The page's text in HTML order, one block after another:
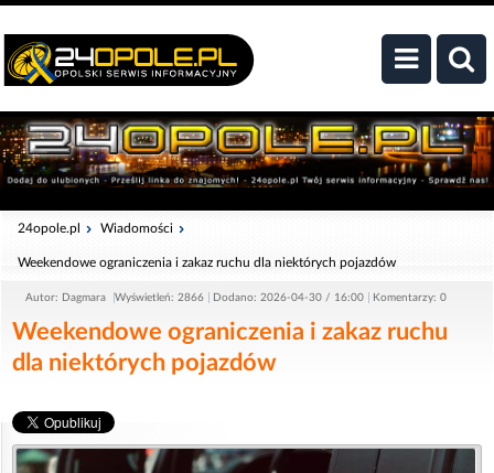
24opole.pl Wiadomości
Weekendowe ograniczenia i zakaz ruchu dla niektórych pojazdów
Autor: Dagmara Wyświetleń: 2866 Dodano: 2026-04-30 / 16:00 Komentarzy: 0
Weekendowe ograniczenia i zakaz ruchu
dla niektórych pojazdów